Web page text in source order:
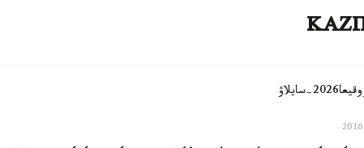
وقيعا2026-سايلاۋ